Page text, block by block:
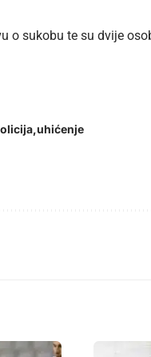
o sukobu te su dvije
uhićenje